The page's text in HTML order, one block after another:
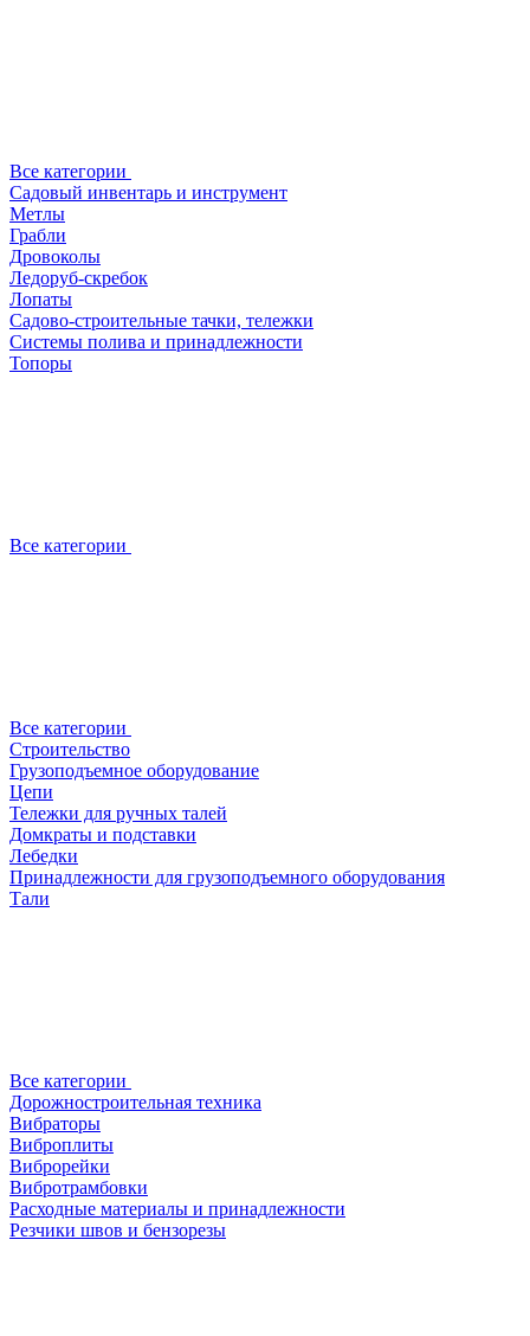
Все категории
Садовый инвентарь и инструмент
Метлы
Грабли
Дровоколы
Ледоруб-скребок
Лопаты
Садово-строительные тачки, тележки
Системы полива и принадлежности
Топоры
Все категории
Все категории
Строительство
Грузоподъемное оборудование
Цепи
Тележки для ручных талей
Домкраты и подставки
Лебедки
Принадлежности для грузоподъемного оборудования
Тали
Все категории
Дорожностроительная техника
Вибраторы
Виброплиты
Виброрейки
Вибротрамбовки
Расходные материалы и принадлежности
Резчики швов и бензорезы